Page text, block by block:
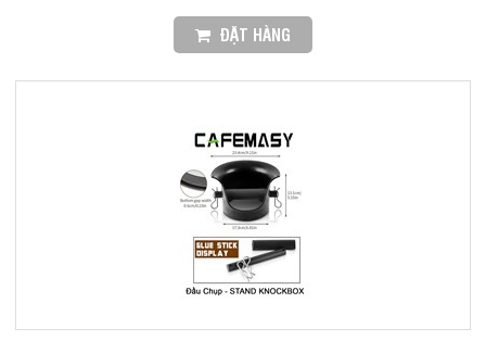
ĐẶT HÀNG